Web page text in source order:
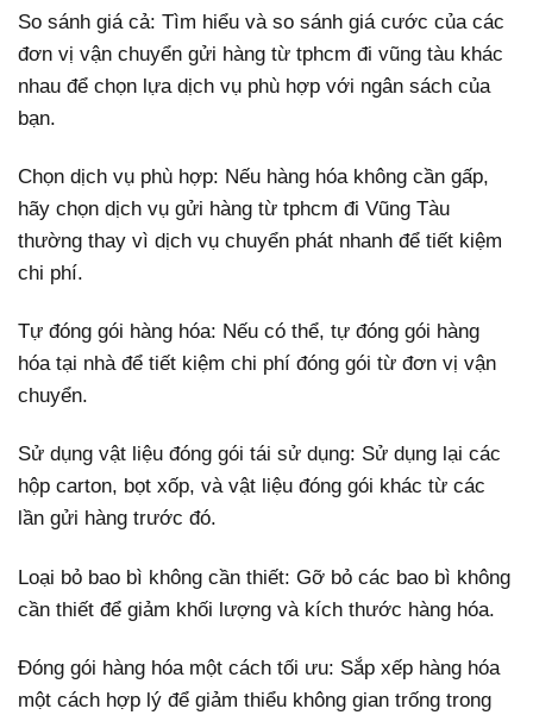
So sánh giá cả: Tìm hiểu và so sánh giá cước của các
đơn vị vận chuyển gửi hàng từ tphcm đi vũng tàu khác
nhau để chọn lựa dịch vụ phù hợp với ngân sách của
bạn.
Chọn dịch vụ phù hợp: Nếu hàng hóa không cần gấp,
hãy chọn dịch vụ gửi hàng từ tphcm đi Vũng Tàu
thường thay vì dịch vụ chuyển phát nhanh để tiết kiệm
chi phí.
Tự đóng gói hàng hóa: Nếu có thể, tự đóng gói hàng
hóa tại nhà để tiết kiệm chi phí đóng gói từ đơn vị vận
chuyển.
Sử dụng vật liệu đóng gói tái sử dụng: Sử dụng lại các
hộp carton, bọt xốp, và vật liệu đóng gói khác từ các
lần gửi hàng trước đó.
Loại bỏ bao bì không cần thiết: Gỡ bỏ các bao bì không
cần thiết để giảm khối lượng và kích thước hàng hóa.
Đóng gói hàng hóa một cách tối ưu: Sắp xếp hàng hóa
một cách hợp lý để giảm thiểu không gian trống trong